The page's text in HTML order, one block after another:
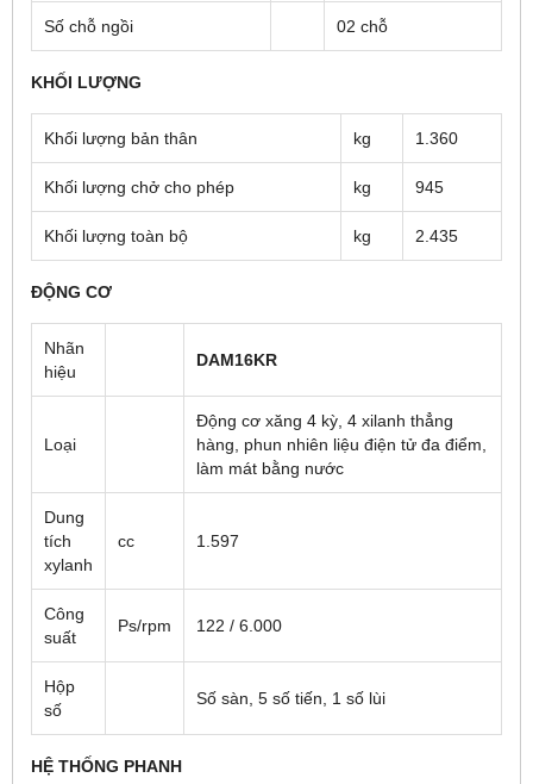
Số chỗ ngồi 02 chỗ
KHỐI LƯỢNG
Khối lượng bản thân kg 1.360
Khối lượng chở cho phép kg 945
Khối lượng toàn bộ kg 2.435
ĐỘNG CƠ
Nhãn
hiệu
DAM16KR
Loại
Động cơ xăng 4 kỳ, 4 xilanh thẳng
hàng, phun nhiên liệu điện tử đa điểm,
làm mát bằng nước
Dung
tích
xylanh
cc 1.597
Công
suất
Ps/rpm 122 / 6.000
Hộp
số
Số sàn, 5 số tiến, 1 số lùi
HỆ THỐNG PHANH